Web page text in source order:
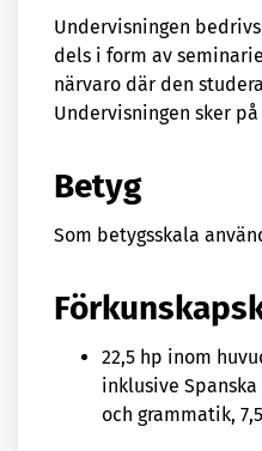
Undervisningen
dels i form av
närvaro där den
Undervisningen sker på
Betyg
Som betygsskala
22,5 hp inom
inklusive
och grammatik,